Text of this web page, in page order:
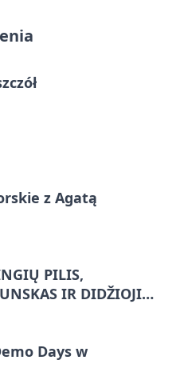
z Agatą
PILIS,
IR DIDŽIOJI
kelionė
Days w